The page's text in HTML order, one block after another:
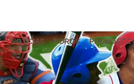
NOTICIAS FOROS